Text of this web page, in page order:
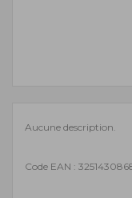
Aucune description.
Code EAN :